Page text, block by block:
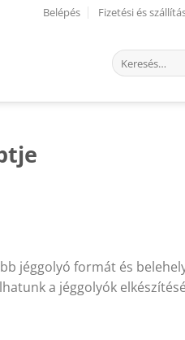
Belépés Fizetési és
Keresés
a
jéggolyó formát és
a jéggolyók